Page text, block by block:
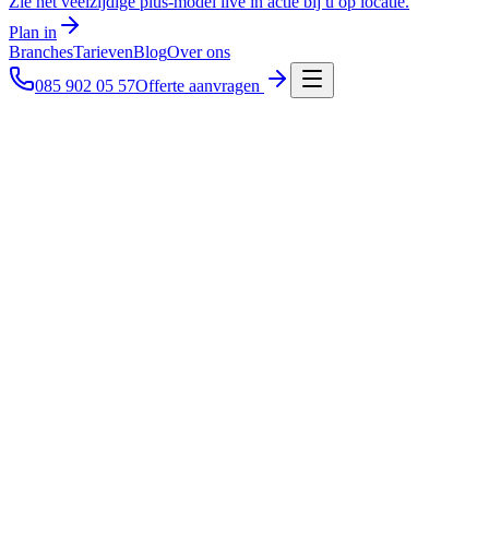
Plan in
BranchesTarievenBlogOver ons
085 902 05 57Offerte aanvragen